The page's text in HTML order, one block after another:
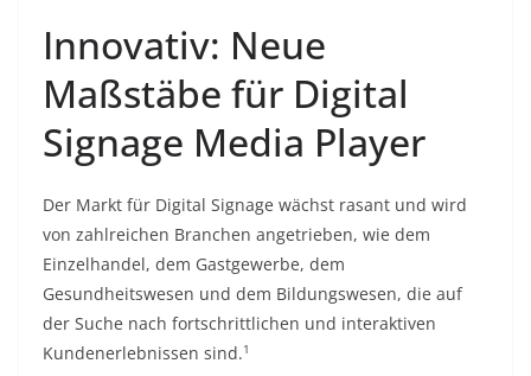
Innovativ: Neue
Maßstäbe für Digital
Signage Media Player
Der Markt für Digital Signage wächst rasant und wird
von zahlreichen Branchen angetrieben, wie dem
Einzelhandel, dem Gastgewerbe, dem
Gesundheitswesen und dem Bildungswesen, die auf
der Suche nach fortschrittlichen und interaktiven
Kundenerlebnissen sind.1